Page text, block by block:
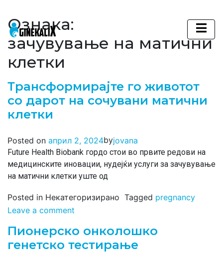
Main Navigation
Ознака:
зачувување на матични
клетки
Трансформирајте го животот
со дарот на сочувани матични
клетки
Posted on април 2, 2024byjovana
Future Health Biobank гордо стои во првите редови на
медицинските иновации, нудејќи услуги за зачувување
на матични клетки уште од
Posted in Некатегоризирано Tagged pregnancy
Leave a comment
Пионерско онколошко
генетско тестирање